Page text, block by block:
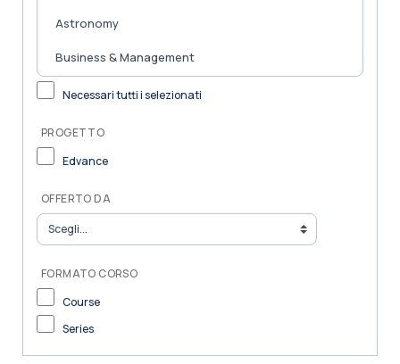
Necessari tutti i selezionati
PROGETTO
Edvance
OFFERTO DA
FORMATO CORSO
Course
Series